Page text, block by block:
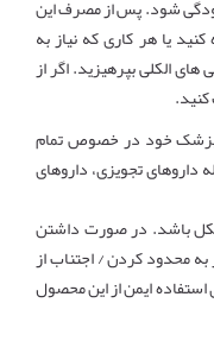
شود. پس از مصرف این
یا هر کاری که نیاز به
الکلی بپرهیزید. اگر از
خود در خصوص تمام
داروهای تجویزی، داروهای
باشد. در صورت داشتن
به محدود کردن / اجتناب از
استفاده ایمن از این محصول